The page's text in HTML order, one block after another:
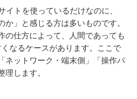
イトを使っているだけなのに、
か」と感じる方は多いものです。
の仕方によって、人間であっても
なるケースがあります。ここで
ネットワーク・端末側」「操作パ
理します。